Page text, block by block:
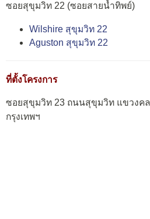
ซอยสุขุมวิท 22 (ซอยสายน้ำทิพย์)
Wilshire สุขุมวิท 22
Aguston สุขุมวิท 22
ที่ตั้งโครงการ
ซอยสุขุมวิท 23 ถนนสุขุมวิท แขวงค
กรุงเทพฯ